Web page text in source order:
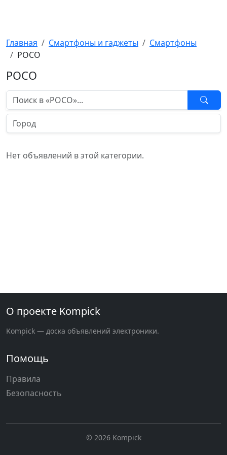
Главная Смартфоны и гаджеты
Смартфоны
POCO
POCO
Нет объявлений в этой категории.
О проекте Kompick
Kompick — доска объявлений электроники.
Помощь
Правила
Безопасность
© 2026 Kompick